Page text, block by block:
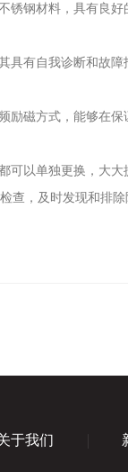
钢材料，具有良
有自我诊断和故
磁方式，能够在
以单独更换，大大
，及时发现和排
于我们